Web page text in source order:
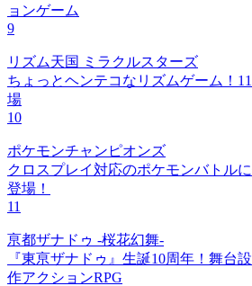
ョンゲーム
9
リズム天国 ミラクルスターズ
ちょっとヘンテコなリズムゲーム！
場
10
ポケモンチャンピオンズ
クロスプレイ対応のポケモンバトル
登場！
11
亰都ザナドゥ -桜花幻舞-
『東亰ザナドゥ』生誕10周年！舞台
作アクションRPG